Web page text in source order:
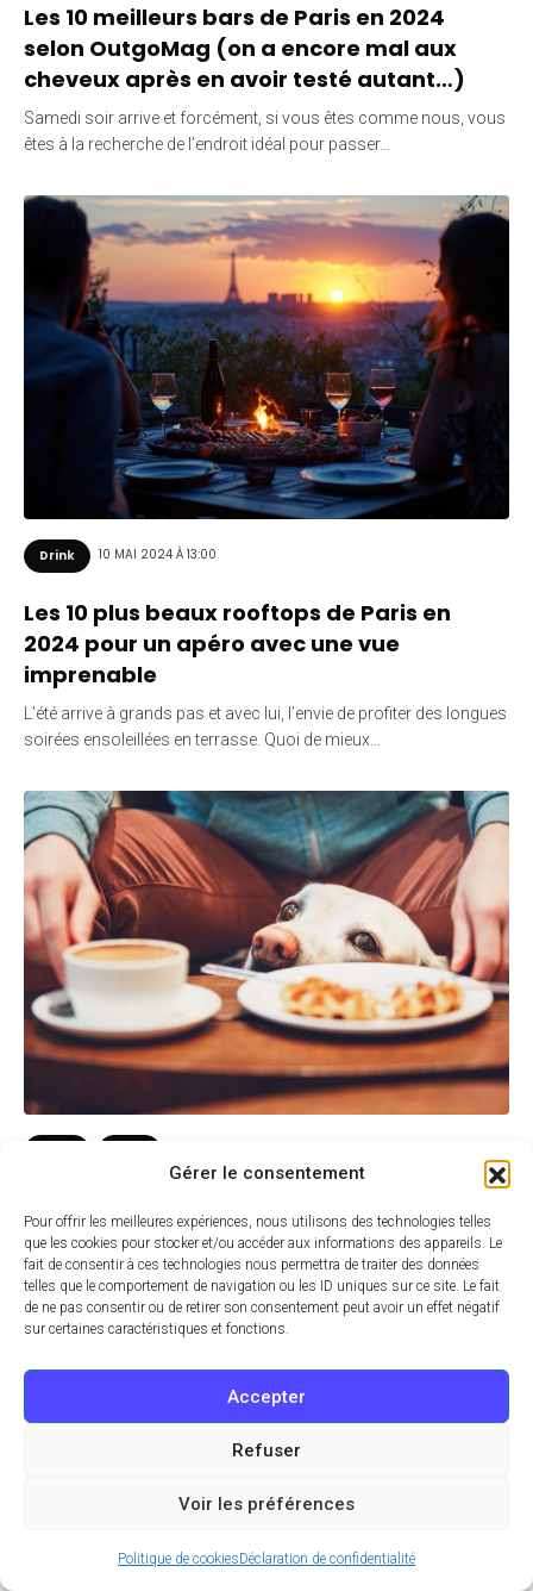
Gérer le consentement
Pour offrir les meilleures expériences, nous utilisons des technologies telles
que les cookies pour stocker et/ou accéder aux informations des appareils. Le
fait de consentir à ces technologies nous permettra de traiter des données
telles que le comportement de navigation ou les ID uniques sur ce site. Le fait
de ne pas consentir ou de retirer son consentement peut avoir un effet négatif
sur certaines caractéristiques et fonctions.
Accepter
Refuser
Voir les préférences
Politique de cookiesDéclaration de confidentialité
Les 10 meilleurs bars de Paris en 2024
selon OutgoMag (on a encore mal aux
cheveux après en avoir testé autant…)
Samedi soir arrive et forcément, si vous êtes comme nous, vous
êtes à la recherche de l’endroit idéal pour passer…
Drink 10 MAI 2024 À 13:00
Les 10 plus beaux rooftops de Paris en
2024 pour un apéro avec une vue
imprenable
L’été arrive à grands pas et avec lui, l’envie de profiter des longues
soirées ensoleillées en terrasse. Quoi de mieux…
Seven Heaven, le coffee shop qui va faire
craquer tous les amoureux de chiens (et
de bonne bouffe) !
On adore les chiens (mais vraiment, avec une mention spéciale
pour les Golden) ! Alors, quand on a su qu’un…